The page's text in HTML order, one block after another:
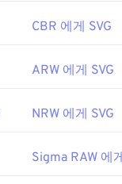
CBR 에게 SVG
ARW 에게 SVG
NRW 에게 SVG
Sigma RAW 에